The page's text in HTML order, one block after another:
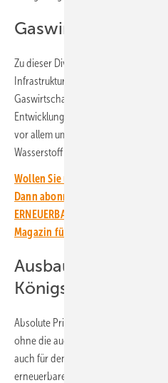
Gaswirtschaft
Zu dieser Diversifizierung zähle
Infrastruktur. Doch: „Der bereits
Gaswirtschaft hin zur
Entwicklungen wichtiger denn je“,
vor allem um die Umstellung der
Wasserstoff und den Ausbau der
Wollen Sie über die Energiewende
Dann abonnieren Sie einfach den
ERNEUERBARE ENERGIEN –
Magazin für erneuerbare Energien
Ausbau der
Königsweg
Absolute Priorität müsse aber der
ohne die auch kein grüner
auch für den Umbau der
erneuerbaren Energien muss nun